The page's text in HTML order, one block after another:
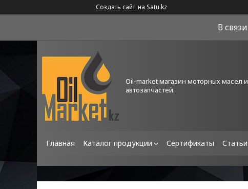
Создать сайт на Satu.kz
В
Oil-market магазин моторных масел и
автозапчастей.
Главная Каталог продукции Сертификаты Статьи